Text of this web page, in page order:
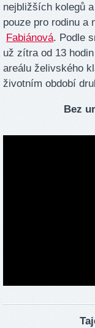
nejbližších kolegů
pouze pro rodinu a
Fabiánová. Podle
už zítra od 13
areálu želivského
životním období
Bez